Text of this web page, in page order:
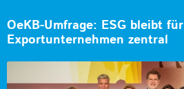
OeKB-Umfrage: ESG bleibt für
Exportunternehmen zentral